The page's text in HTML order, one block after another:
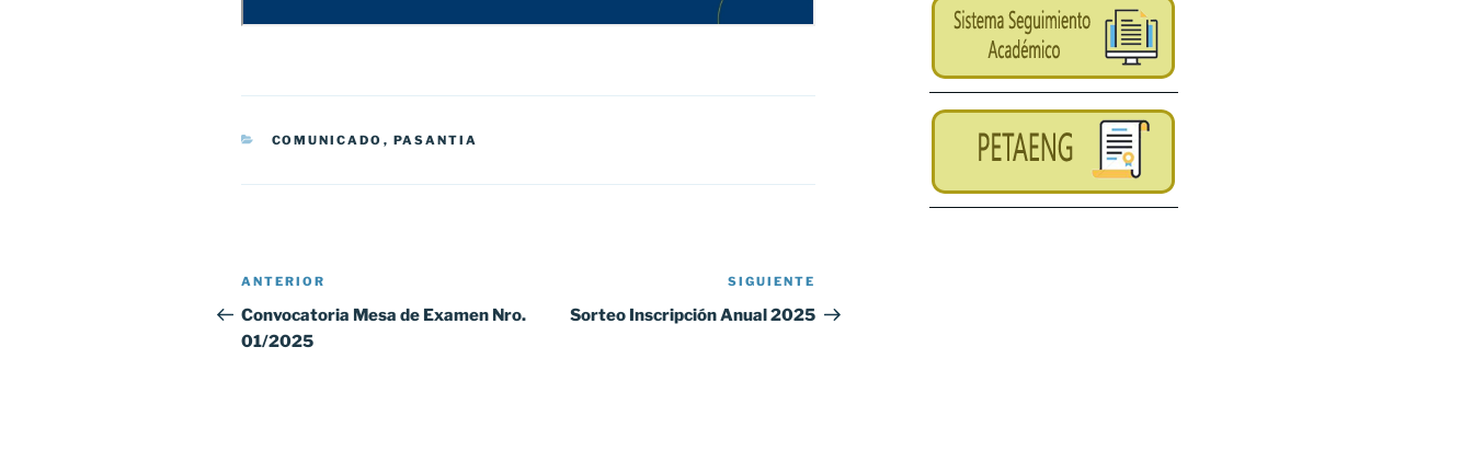
CATEGORÍAS
COMUNICADO , PASANTIA
Navegación
de
entradas
Entrada
anterior:
ANTERIOR
Convocatoria Mesa de Examen Nro.
01/2025
entrada
SIGUIENTE
Sorteo Inscripción Anual 2025